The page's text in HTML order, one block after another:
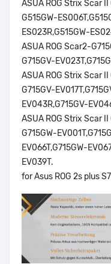
ASUA ROG Strix Scar II
G515GW-
ES023R,G515GW-
ASUA ROG Scar2-
G715GV-
ASUA ROG Strix Scar II
G715GV-
EV043R,G715GV-
ASUA ROG Strix Scar II
G715GW-
EV066T,G715GW-
EV039T.
for Asus ROG 2s plus